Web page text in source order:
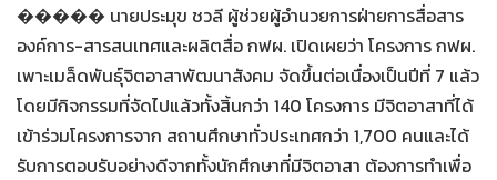
����� นายประมุข ชวลี ผู้ช่วยผู้อำนวยการฝ่ายการสื่อสาร
องค์การ-สารสนเทศและผลิตสื่อ กฟผ. เปิดเผยว่า โครงการ กฟผ.
เพาะเมล็ดพันธุ์จิตอาสาพัฒนาสังคม จัดขึ้นต่อเนื่องเป็นปีที่ 7 แล้ว
โดยมีกิจกรรมที่จัดไปแล้วทั้งสิ้นกว่า 140 โครงการ มีจิตอาสาที่ได้
เข้าร่วมโครงการจาก สถานศึกษาทั่วประเทศกว่า 1,700 คนและได้
รับการตอบรับอย่างดีจากทั้งนักศึกษาที่มีจิตอาสา ต้องการทำเพื่อ